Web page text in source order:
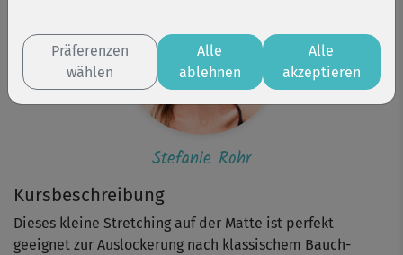
Kursbeschreibung
Dieses kleine Stretching auf der Matte ist perfekt
geeignet zur Auslockerung nach klassischem Bauch-
Stefanie Rohr
Präferenzen
wählen
Alle
ablehnen
Alle
akzeptieren